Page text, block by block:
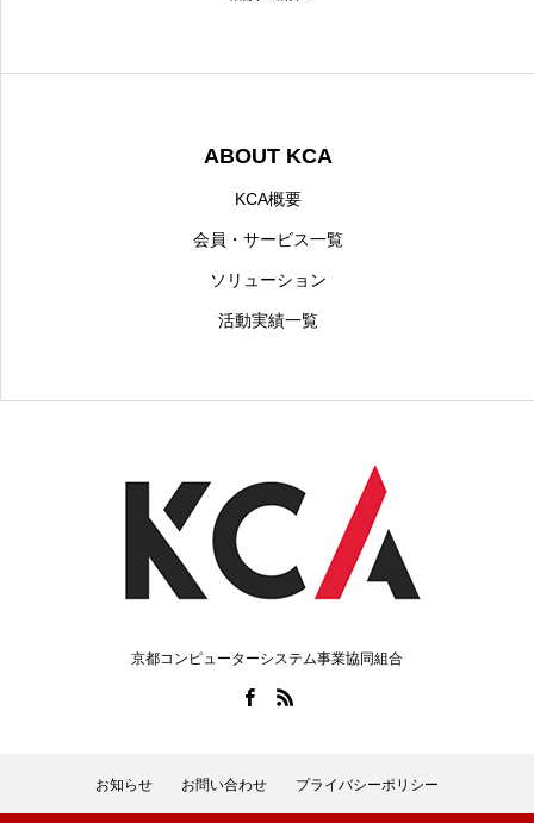
ABOUT KCA
KCA概要
会員・サービス一覧
ソリューション
活動実績一覧
京都コンピューターシステム事業協同組合
お知らせ お問い合わせ プライバシーポリシー